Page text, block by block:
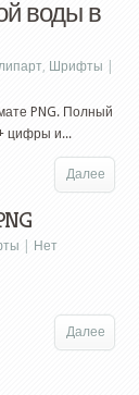
воды в
, Шрифты
PNG. Полный
цифры и...
Далее
Нет
Далее